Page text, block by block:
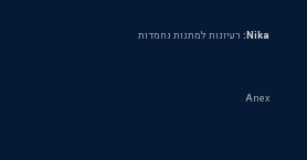
Nika: רעיונות למתנות נחמדות
Anex